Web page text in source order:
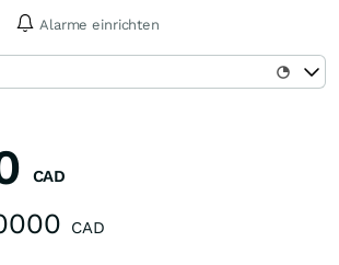
Alarme einrichten
CAD
CAD